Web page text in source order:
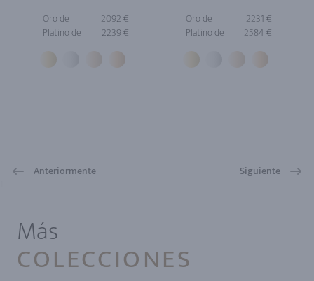
Oro de
2092 €
Platino de
2239 €
Oro de
2231 €
Platino de
2584 €
Anteriormente Siguiente
Más
COLECCIONES